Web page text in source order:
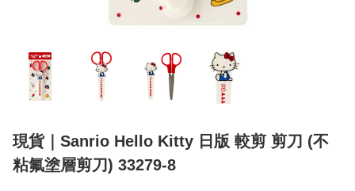
現貨｜Sanrio Hello Kitty 日版 較剪 剪刀 (不
粘氟塗層剪刀) 33279-8